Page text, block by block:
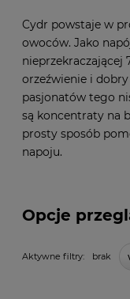
Opcje
Aktywne filtry: brak
Cydr powstaje w
owoców. Jako
nieprzekraczającej
orzeźwienie i
pasjonatów tego
są koncentraty na
prosty sposób
napoju.